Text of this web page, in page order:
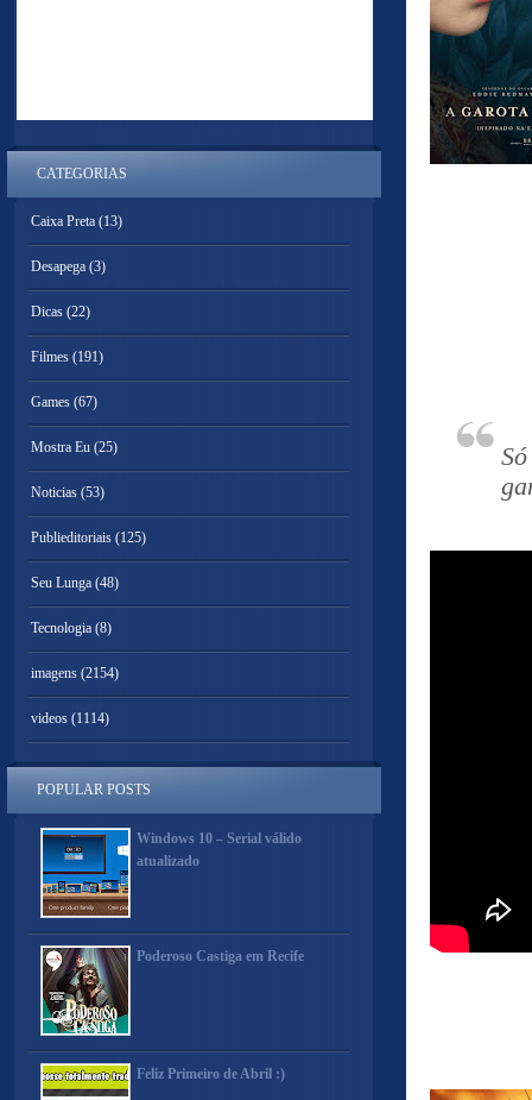
CATEGORIAS
Caixa Preta (13)
Desapega (3)
Dicas (22)
Filmes (191)
Games (67)
Mostra Eu (25)
Noticias (53)
Publieditoriais (125)
Seu Lunga (48)
Tecnologia (8)
imagens (2154)
videos (1114)
POPULAR POSTS
Windows 10 – Serial válido
atualizado
Poderoso Castiga em Recife
Feliz Primeiro de Abril :)